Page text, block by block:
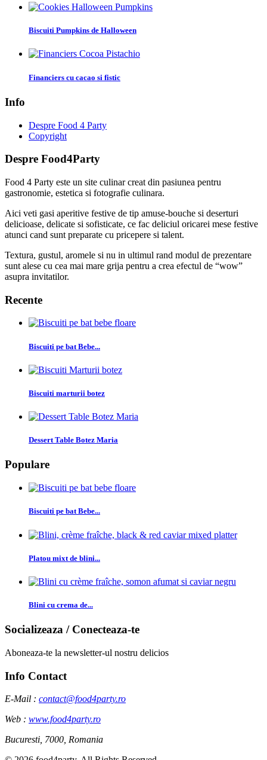
Biscuiti Pumpkins de Halloween
Financiers cu cacao si fistic
Info
Despre Food 4 Party
Copyright
Despre Food4Party
Food 4 Party este un site culinar creat din pasiunea pentru
gastronomie, estetica si fotografie culinara.
Aici veti gasi aperitive festive de tip amuse-bouche si deserturi
delicioase, delicate si sofisticate, ce fac deliciul oricarei mese festive
atunci cand sunt preparate cu pricepere si talent.
Textura, gustul, aromele si nu in ultimul rand modul de prezentare
sunt alese cu cea mai mare grija pentru a crea efectul de “wow”
asupra invitatilor.
Recente
Biscuiti pe bat Bebe...
Biscuiti marturii botez
Dessert Table Botez Maria
Populare
Biscuiti pe bat Bebe...
Platou mixt de blini...
Blini cu crema de...
Socializeaza / Conecteaza-te
Aboneaza-te la newsletter-ul nostru delicios
Info Contact
E-Mail : contact@food4party.ro
Web : www.food4party.ro
Bucuresti, 7000, Romania